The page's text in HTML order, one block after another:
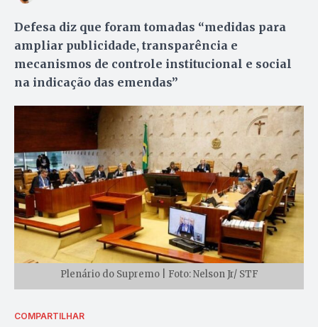
Defesa diz que foram tomadas “medidas para
ampliar publicidade, transparência e
mecanismos de controle institucional e social
na indicação das emendas”
Plenário do Supremo | Foto: Nelson Jr/ STF
COMPARTILHAR